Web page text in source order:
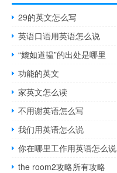
29的英文怎么写
英语口语用英语怎么说
“媲如道韫”的出处是哪里
功能的英文
家英文怎么读
不用谢英语怎么写
我们用英语怎么说
你在哪里工作用英语怎么说
the room2攻略所有攻略